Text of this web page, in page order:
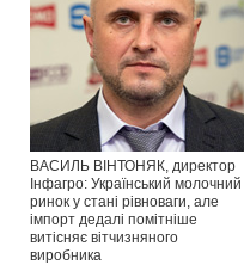
ВАСИЛЬ ВІНТОНЯК, директор
Інфагро: Український молочний
ринок у стані рівноваги, але
імпорт дедалі помітніше
витісняє вітчизняного
виробника